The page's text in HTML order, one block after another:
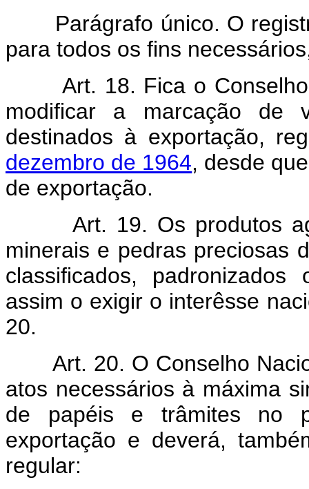
Parágrafo único. O
para todos os fins
Art. 18. Fica o
modificar a marcação de
destinados à exportação,
dezembro de 1964, desde
de exportação.
Art. 19. Os produtos
minerais e pedras preciosas
classificados,
assim o exigir o interêsse
20.
Art. 20. O Conselho
atos necessários à máxima
de papéis e trâmites no
exportação e deverá,
regular: